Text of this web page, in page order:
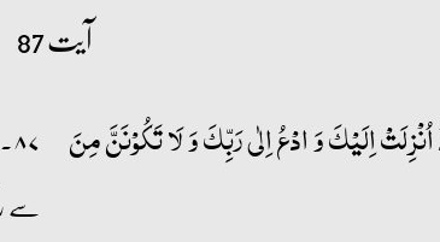
آیت 87
اِلَیۡکَ وَ ادۡعُ اِلٰی رَبِّکَ وَ لَا تَکُوۡنَنَّ مِنَ
سے